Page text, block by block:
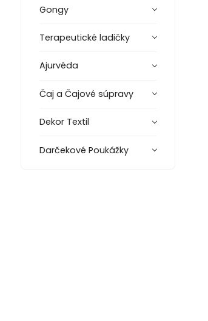
Gongy
Terapeutické ladičky
Ajurvéda
Čaj a Čajové súpravy
Dekor Textil
Darčekové Poukážky